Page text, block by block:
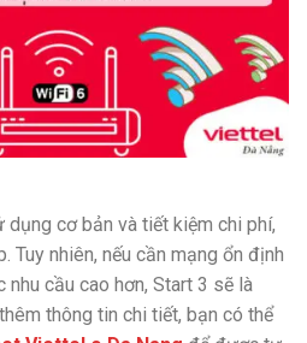
dụng cơ bản và tiết kiệm chi phí,
Tuy nhiên, nếu cần mạng ổn định
nhu cầu cao hơn, Start 3 sẽ là
thông tin chi tiết, bạn có thể